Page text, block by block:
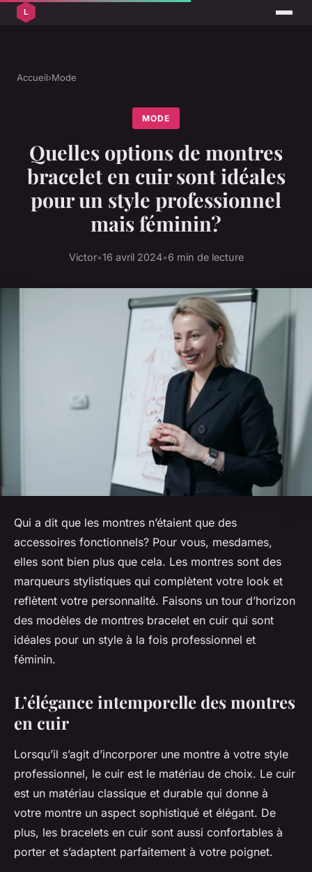
Accueil›Mode
MODE
Quelles options de montres
bracelet en cuir sont idéales
pour un style professionnel
mais féminin?
Victor•16 avril 2024•6 min de lecture
Qui a dit que les montres n’étaient que des
accessoires fonctionnels? Pour vous, mesdames,
elles sont bien plus que cela. Les montres sont des
marqueurs stylistiques qui complètent votre look et
reflètent votre personnalité. Faisons un tour d’horizon
des modèles de montres bracelet en cuir qui sont
idéales pour un style à la fois professionnel et
féminin.
L’élégance intemporelle des montres
en cuir
Lorsqu’il s’agit d’incorporer une montre à votre style
professionnel, le cuir est le matériau de choix. Le cuir
est un matériau classique et durable qui donne à
votre montre un aspect sophistiqué et élégant. De
plus, les bracelets en cuir sont aussi confortables à
porter et s’adaptent parfaitement à votre poignet.